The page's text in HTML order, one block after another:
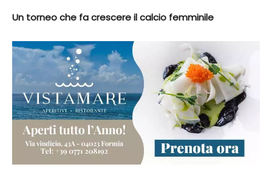
Un torneo che fa crescere il calcio femminile